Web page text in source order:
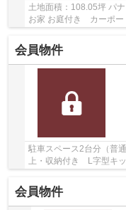
土地面積：108.05坪 パ
お家 お庭付き カーポ
会員物件
駐車スペース2台分（普
上・収納付き L字型キ
回り：キッチン・浴室・
会員物件